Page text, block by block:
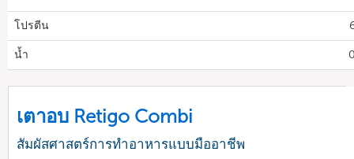
โปรตีน
น้ำ
เตาอบ Retigo Combi
สัมผัสศาสตร์การทำอาหารแบบมืออาชีพ